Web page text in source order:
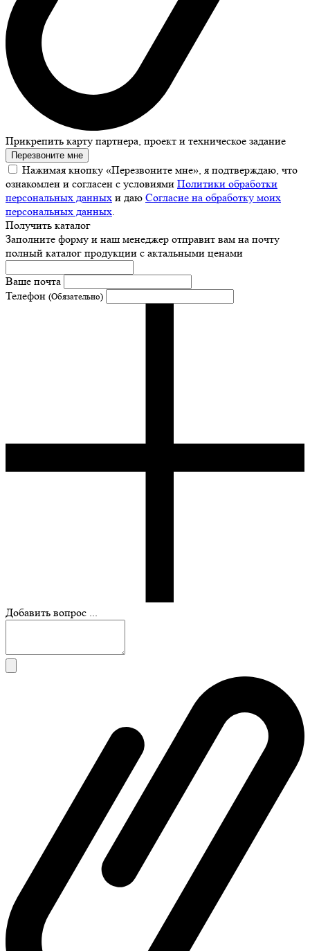
Прикрепить карту партнера, проект и техническое задание
Перезвоните мне
Нажимая кнопку «Перезвоните мне», я подтверждаю, что
ознакомлен и согласен с условиями Политики обработки
персональных данных и даю Согласие на обработку моих
персональных данных
Получить каталог
Заполните форму и наш менеджер отправит вам на почту
полный каталог продукции с актальными ценами
Ваше почта
Телефон (Обязательно)
Добавить вопрос ...